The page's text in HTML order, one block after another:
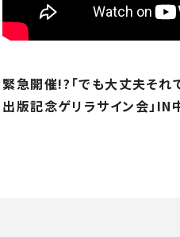
緊急開催!?「でも大丈夫それ
出版記念ゲリラサイン会」IN